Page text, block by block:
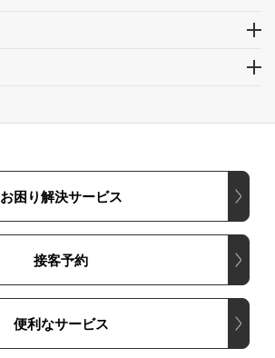
お困り解決サービス
接客予約
便利なサービス